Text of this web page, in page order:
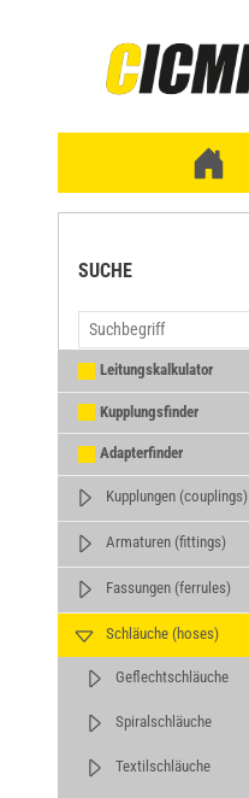
SUCHE
Leitungskalkulator
Kupplungsfinder
Adapterfinder
Kupplungen (couplings)
Armaturen (fittings)
Fassungen (ferrules)
Schläuche (hoses)
Geflechtschläuche
Spiralschläuche
Textilschläuche